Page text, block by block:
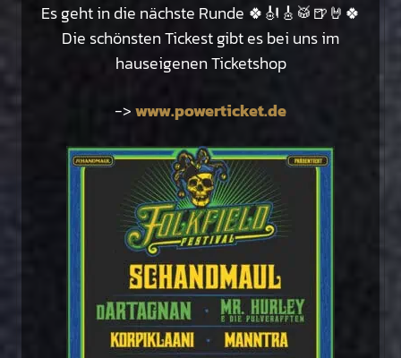
Es geht in die nächste Runde 🍀🎻🎸🥁🍺🤘🍀
Die schönsten Tickest gibt es bei uns im
hauseigenen Ticketshop
->www.powerticket.de